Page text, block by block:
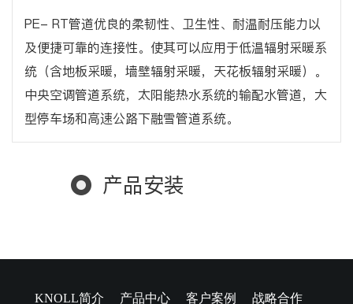
PE- RT管道优良的柔韧性、卫生性、耐温耐压能力以
及便捷可靠的连接性。使其可以应用于低温辐射采暖系
统（含地板采暖，墙壁辐射采暖，天花板辐射采暖）。
中央空调管道系统，太阳能热水系统的输配水管道，大
型停车场和高速公路下融雪管道系统。
产品安装
KNOLL简介 产品中心 客户案例 战略合作